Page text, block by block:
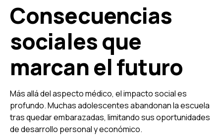
Consecuencias
sociales que
marcan el futuro
Más allá del aspecto médico, el impacto social es
profundo. Muchas adolescentes abandonan la escuela
tras quedar embarazadas, limitando sus oportunidades
de desarrollo personal y económico.